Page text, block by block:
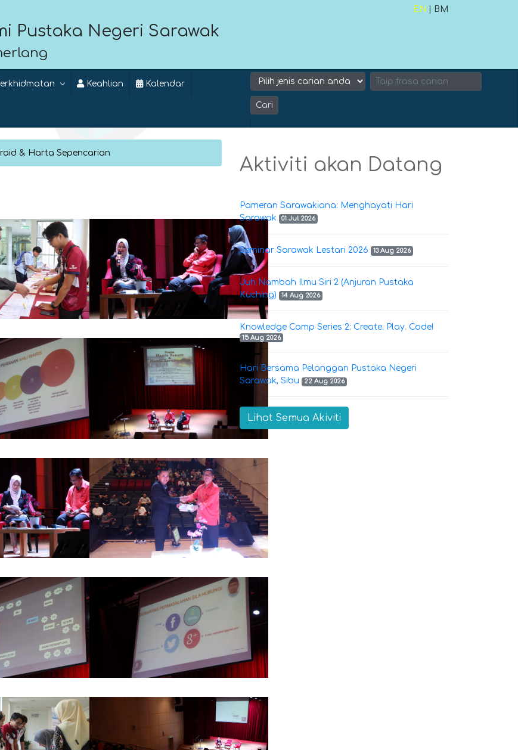
EN | BM
Pustaka Negeri Sarawak
Keahlian Kalendar
Cari
& Harta Sepencarian
Aktiviti akan Datang
Pameran Sarawakiana: Menghayati Hari
Sarawak
01 Jul 2026
Seminar Sarawak Lestari 2026 13 Aug 2026
Juh Nambah Ilmu Siri 2 (Anjuran Pustaka
Kuching)
14 Aug 2026
Knowledge Camp Series 2: Create. Play. Code!
15 Aug 2026
Hari Bersama Pelanggan Pustaka Negeri
Sarawak, Sibu
22 Aug 2026
Lihat Semua Akiviti